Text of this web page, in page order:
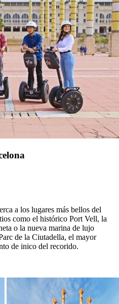
a los lugares más bellos del
como el histórico Port Vell, la
o la nueva marina de lujo
de la Ciutadella, el mayor
de inico del recorido.